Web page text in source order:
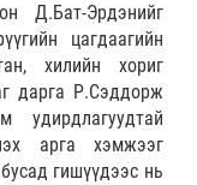
Д.Бат-Эрдэнийг
цагдаагийн
хилийн хориг
дарга Р.Сэддорж
удирдлагуудтай
арга хэмжээг
гишүүдээс нь